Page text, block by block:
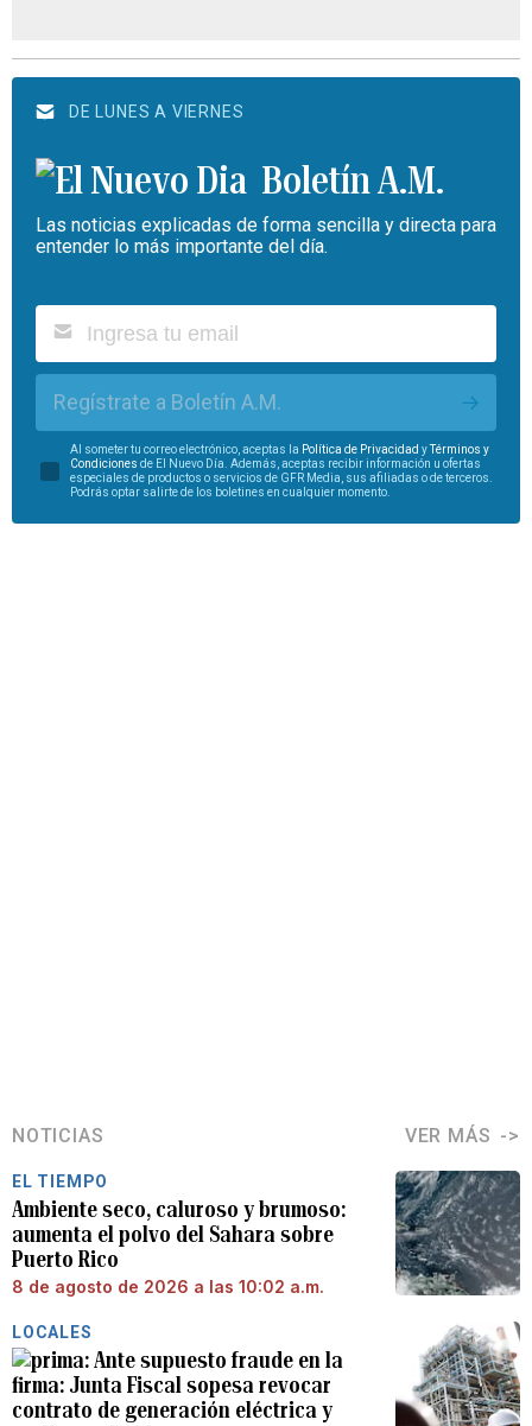
DE LUNES A VIERNES
Boletín A.M.
Las noticias explicadas de forma sencilla y directa para
entender lo más importante del día.
Regístrate a Boletín A.M.
Al someter tu correo electrónico, aceptas la Política de Privacidad yTérminos y
Condiciones de El Nuevo Día. Además, aceptas recibir información u ofertas
especiales de productos o servicios de GFR Media, sus afiliadas o de terceros.
Podrás optar salirte de los boletines en cualquier momento.
NOTICIAS VER MÁS
EL TIEMPO
Ambiente seco, caluroso y brumoso:
aumenta el polvo del Sahara sobre
Puerto Rico
8 de agosto de 2026 a las 10:02 a.m.
LOCALES
Ante supuesto fraude en la
firma: Junta Fiscal sopesa revocar
contrato de generación eléctrica y